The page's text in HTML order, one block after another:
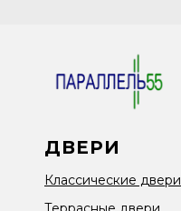
ДВЕРИ
Классические двери